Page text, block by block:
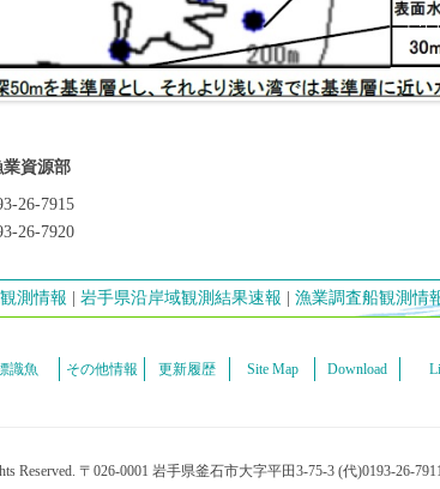
資源部
26-7915
26-7920
測情報 岩手県沿岸域観測結果速報 漁業調査船観測情
識魚 その他情報 更新履歴 Site Map Download
Reserved. 〒026-0001 岩手県釜石市大字平田3-75-3 (代)0193-26-